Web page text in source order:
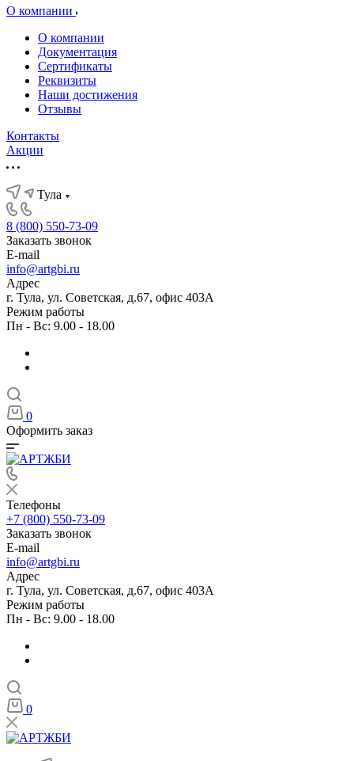
О компании
О компании
Документация
Сертификаты
Реквизиты
Наши достижения
Отзывы
Контакты
Акции
Тула
8 (800) 550-73-09
Заказать звонок
E-mail
info@artgbi.ru
Адрес
г. Тула, ул. Советская, д.67, офис 403А
Режим работы
Пн - Вс: 9.00 - 18.00
0
Оформить заказ
Телефоны
+7 (800) 550-73-09
Заказать звонок
E-mail
info@artgbi.ru
Адрес
г. Тула, ул. Советская, д.67, офис 403А
Режим работы
Пн - Вс: 9.00 - 18.00
0